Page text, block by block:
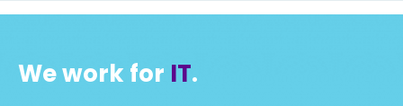
We work for IT.